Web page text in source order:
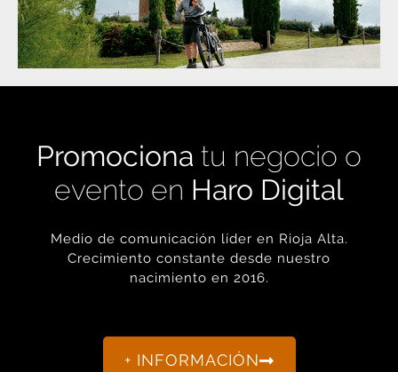
Promociona tu negocio o
evento en Haro Digital
Medio de comunicación líder en Rioja Alta.
Crecimiento constante desde nuestro
nacimiento en 2016.
+ INFORMACIÓN